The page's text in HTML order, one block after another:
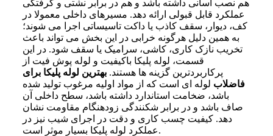
هم نصب آسانی داشته باشد و هم در برابر نشتی و گرفتگی
عملکرد قابل قبولی ارائه دهد. مسیرهای داخلی معمولا در
کف، دیوار، سقف کاذب یا داکت تاسیساتی اجرا می شوند؛
به همین دلیل هرگونه خرابی در این بخش می تواند باعث
تخریب نازک کاری، کاشی، سرامیک یا سقف شود. در این
قسمت، لوله پلیکا باکیفیت و لوله پوش فیت از
پرکاربردترین گزینه ها هستند.بهترین لوله پلیکا برای
فاضلاب لوله ای است که از مواد اولیه مرغوب تولید شده
باشد، ضخامت استاندارد داشته باشد، سطح داخلی آن
صاف باشد و در برابر شکنندگی زودهنگام مقاومت نشان
دهد. کیفیت چسب کاری و دقت در اجرای شیب نیز در
عملکرد لوله پلیکا بسیار موثر است.